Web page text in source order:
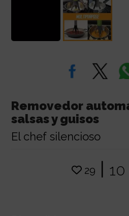
Removedor
salsas y guisos
El chef silencioso
29 |